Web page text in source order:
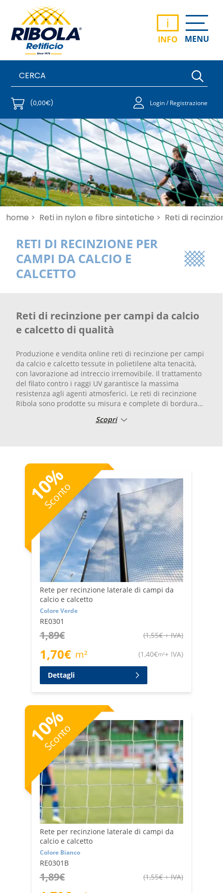
i
INFO MENU
(0,00€) Login / Registrazione
home > Reti in nylon e fibre sintetiche > Reti di
RETI DI RECINZIONE PER
CAMPI DA CALCIO E
CALCETTO
Reti di recinzione per campi da calcio
e calcetto di qualità
Produzione e vendita online reti di recinzione per campi
da calcio e calcetto tessute in polietilene alta tenacità,
con lavorazione ad intreccio irremovibile. Il trattamento
del filato contro i raggi UV garantisce la massima
resistenza agli agenti atmosferici. Le reti di recinzione
Ribola sono prodotte su misura e complete di bordura
Scopri
10
%
Sconto
Rete per recinzione laterale di campi da
calcio e calcetto
Colore Verde
RE0301
1,89€ (1,55€+ IVA)
1,70€ m² (1,40€m²+ IVA)
Dettagli
10
%
Sconto
Rete per recinzione laterale di campi da
calcio e calcetto
Colore Bianco
RE0301B
1,89€ (1,55€+ IVA)